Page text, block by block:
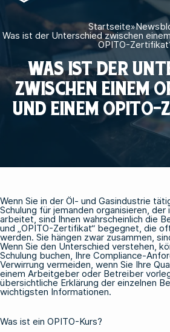
Startseite»
Was ist der Unterschied zwischen
OPITO-
WAS IST DER
ZWISCHEN EINEM
UND EINEM OPITO-
Wenn Sie in der Öl- und Gasindustrie
Schulung für jemanden organisieren, der
arbeitet, sind Ihnen wahrscheinlich die
und „OPITO-Zertifikat“ begegnet, die
werden. Sie hängen zwar zusammen,
Wenn Sie den Unterschied verstehen,
Schulung buchen, Ihre Compliance-
Verwirrung vermeiden, wenn Sie Ihre
einem Arbeitgeber oder Betreiber
übersichtliche Erklärung der einzelnen
wichtigsten Informationen.
Was ist ein OPITO-Kurs?